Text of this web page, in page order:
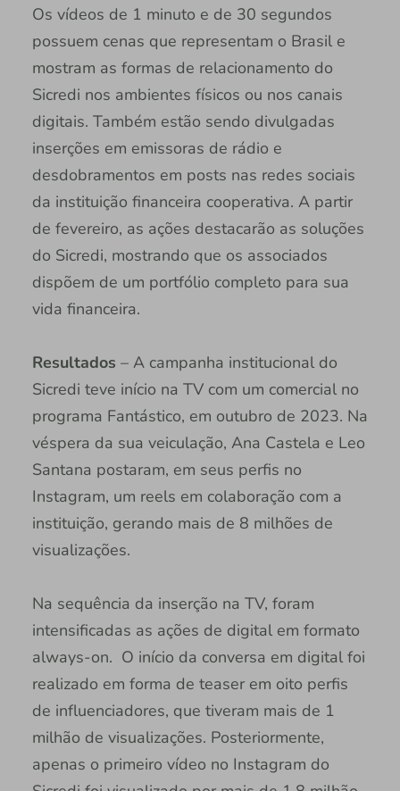
Os vídeos de 1 minuto e de 30 segundos
possuem cenas que representam o Brasil e
mostram as formas de relacionamento do
Sicredi nos ambientes físicos ou nos canais
digitais. Também estão sendo divulgadas
inserções em emissoras de rádio e
desdobramentos em posts nas redes sociais
da instituição financeira cooperativa. A partir
de fevereiro, as ações destacarão as soluções
do Sicredi, mostrando que os associados
dispõem de um portfólio completo para sua
vida financeira.
Resultados – A campanha institucional do
Sicredi teve início na TV com um comercial no
programa Fantástico, em outubro de 2023. Na
véspera da sua veiculação, Ana Castela e Leo
Santana postaram, em seus perfis no
Instagram, um reels em colaboração com a
instituição, gerando mais de 8 milhões de
visualizações.
Na sequência da inserção na TV, foram
intensificadas as ações de digital em formato
always-on. O início da conversa em digital foi
realizado em forma de teaser em oito perfis
de influenciadores, que tiveram mais de 1
milhão de visualizações. Posteriormente,
apenas o primeiro vídeo no Instagram do